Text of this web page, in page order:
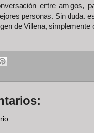
entre amigos,
personas. Sin duda,
de Villena, simplemente